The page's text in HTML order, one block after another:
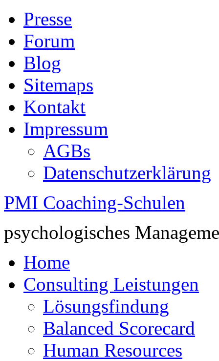
Presse
Forum
Blog
Sitemaps
Kontakt
Impressum
AGBs
Datenschutzerklärung
PMI Coaching-Schulen
psychologisches
Home
Consulting Leistungen
Lösungsfindung
Balanced Scorecard
Human Resources